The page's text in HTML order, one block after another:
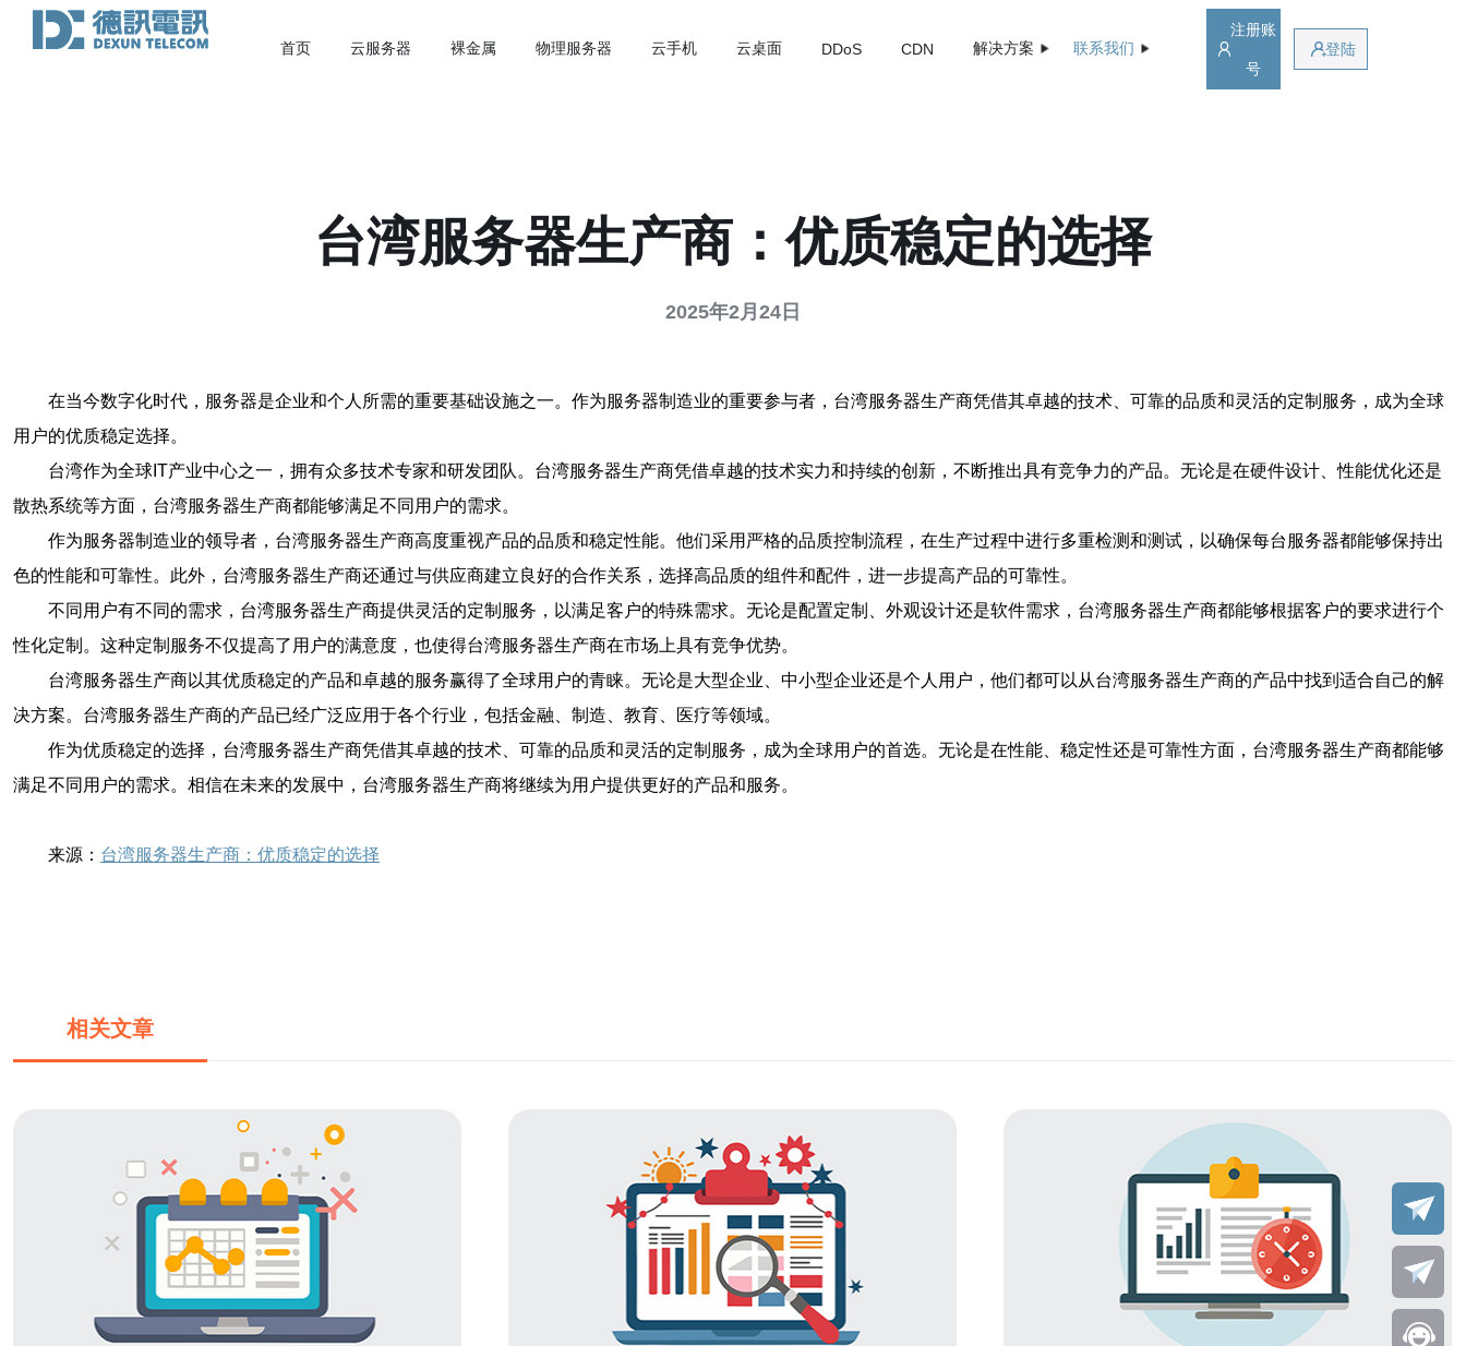
首页 云服务器 裸金属 物理服务器 云手机 云桌面 DDoS CDN 解决方案 联系我们
注册账
号
登陆
台湾服务器生产商：优质稳定的选择
2025年2月24日
在当今数字化时代，服务器是企业和个人所需的重要基础设施之一。作为服务器制造业的重要参与者，台湾服务器生产商凭借其卓越的技术、可靠的品质和灵活的定制服务，成为全球
用户的优质稳定选择。
台湾作为全球IT产业中心之一，拥有众多技术专家和研发团队。台湾服务器生产商凭借卓越的技术实力和持续的创新，不断推出具有竞争力的产品。无论是在硬件设计、性能优化还是
散热系统等方面，台湾服务器生产商都能够满足不同用户的需求。
作为服务器制造业的领导者，台湾服务器生产商高度重视产品的品质和稳定性能。他们采用严格的品质控制流程，在生产过程中进行多重检测和测试，以确保每台服务器都能够保持出
色的性能和可靠性。此外，台湾服务器生产商还通过与供应商建立良好的合作关系，选择高品质的组件和配件，进一步提高产品的可靠性。
不同用户有不同的需求，台湾服务器生产商提供灵活的定制服务，以满足客户的特殊需求。无论是配置定制、外观设计还是软件需求，台湾服务器生产商都能够根据客户的要求进行个
性化定制。这种定制服务不仅提高了用户的满意度，也使得台湾服务器生产商在市场上具有竞争优势。
台湾服务器生产商以其优质稳定的产品和卓越的服务赢得了全球用户的青睐。无论是大型企业、中小型企业还是个人用户，他们都可以从台湾服务器生产商的产品中找到适合自己的解
决方案。台湾服务器生产商的产品已经广泛应用于各个行业，包括金融、制造、教育、医疗等领域。
作为优质稳定的选择，台湾服务器生产商凭借其卓越的技术、可靠的品质和灵活的定制服务，成为全球用户的首选。无论是在性能、稳定性还是可靠性方面，台湾服务器生产商都能够
满足不同用户的需求。相信在未来的发展中，台湾服务器生产商将继续为用户提供更好的产品和服务。
来源： 台湾服务器生产商：优质稳定的选择
相关文章